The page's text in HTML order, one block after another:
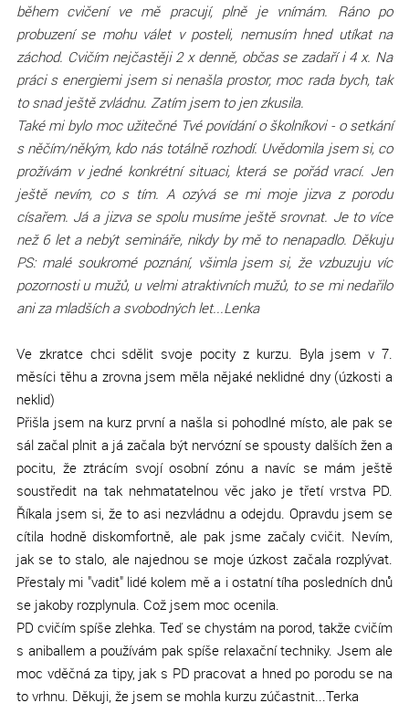
během cvičení ve mě pracují, plně je vnímám. Ráno po
probuzení se mohu válet v posteli, nemusím hned utíkat na
záchod. Cvičím nejčastěji 2 x denně, občas se zadaří i 4 x. Na
práci s energiemi jsem si nenašla prostor, moc rada bych, tak
to snad ještě zvládnu. Zatím jsem to jen zkusila.
Také mi bylo moc užitečné Tvé povídání o školníkovi - o setkání
s něčím/někým, kdo nás totálně rozhodí. Uvědomila jsem si, co
prožívám v jedné konkrétní situaci, která se pořád vrací. Jen
ještě nevím, co s tím. A ozývá se mi moje jizva z porodu
císařem. Já a jizva se spolu musíme ještě srovnat. Je to více
než 6 let a nebýt semináře, nikdy by mě to nenapadlo. Děkuju
PS: malé soukromé poznání, všimla jsem si, že vzbuzuju víc
pozornosti u mužů, u velmi atraktivních mužů, to se mi nedařilo
ani za mladších a svobodných let...Lenka
Ve zkratce chci sdělit svoje pocity z kurzu. Byla jsem v 7.
měsíci těhu a zrovna jsem měla nějaké neklidné dny (úzkosti a
neklid)
Přišla jsem na kurz první a našla si pohodlné místo, ale pak se
sál začal plnit a já začala být nervózní se spousty dalších žen a
pocitu, že ztrácím svojí osobní zónu a navíc se mám ještě
soustředit na tak nehmatatelnou věc jako je třetí vrstva PD.
Říkala jsem si, že to asi nezvládnu a odejdu. Opravdu jsem se
cítila hodně diskomfortně, ale pak jsme začaly cvičit. Nevím,
jak se to stalo, ale najednou se moje úzkost začala rozplývat.
Přestaly mi "vadit" lidé kolem mě a i ostatní tíha posledních dnů
se jakoby rozplynula. Což jsem moc ocenila.
PD cvičím spíše zlehka. Teď se chystám na porod, takže cvičím
s aniballem a používám pak spíše relaxační techniky. Jsem ale
moc vděčná za tipy, jak s PD pracovat a hned po porodu se na
to vrhnu. Děkuji, že jsem se mohla kurzu zúčastnit... Terka